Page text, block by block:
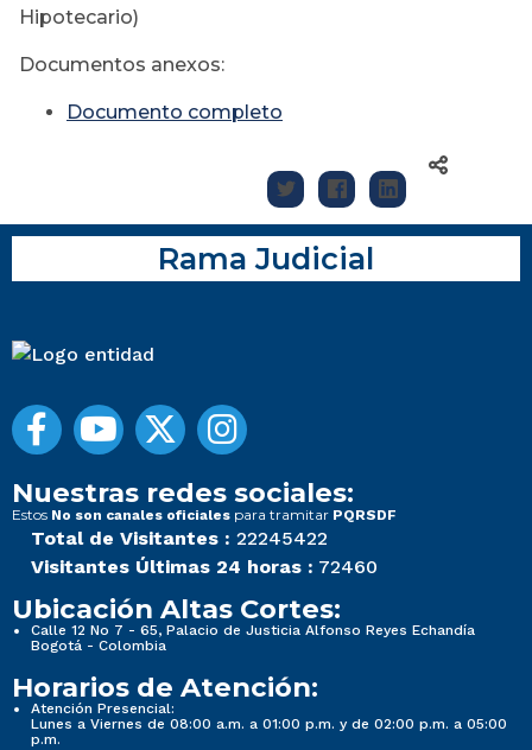
Hipotecario)
Documentos anexos:
Documento completo
Rama Judicial
Nuestras redes sociales:
Estos No son canales oficiales para tramitar PQRSDF
Total de Visitantes : 22245422
Visitantes Últimas 24 horas : 72460
Ubicación Altas Cortes:
Calle 12 No 7 - 65, Palacio de Justicia Alfonso Reyes Echandía
Bogotá - Colombia
Horarios de Atención:
Atención Presencial:
Lunes a Viernes de 08:00 a.m. a 01:00 p.m. y de 02:00 p.m. a 05:00
p.m.